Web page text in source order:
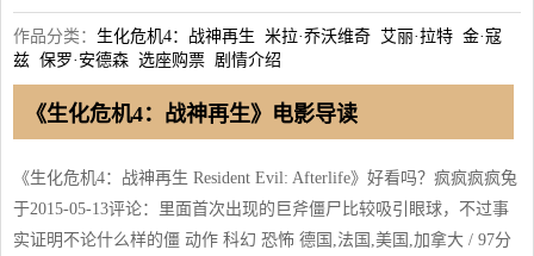
作品分类： 生化危机4：战神再生 米拉·乔沃维奇 艾丽·拉特 金·寇
兹 保罗·安德森 选座购票 剧情介绍
《生化危机4：战神再生》电影导读
《生化危机4：战神再生 Resident Evil: Afterlife》好看吗？疯疯疯疯兔
于2015-05-13评论：里面首次出现的巨斧僵尸比较吸引眼球，不过事
实证明不论什么样的僵 动作 科幻 恐怖 德国,法国,美国,加拿大 / 97分